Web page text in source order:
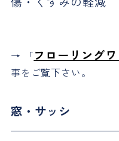
→ 「フローリング
事をご覧下さい。
窓・サッシ